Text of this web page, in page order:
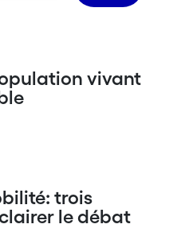
vivant
trois
le débat